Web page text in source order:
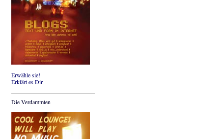
Erwähle sie!
Erklärt es Dir
Die Verdammten